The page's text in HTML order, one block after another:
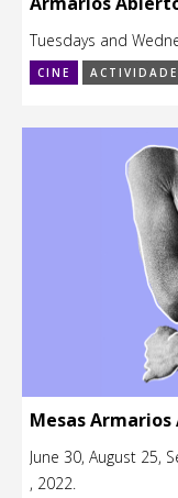
Tuesdays and
CINE
Mesas
June 30, August 25,
, 2022.